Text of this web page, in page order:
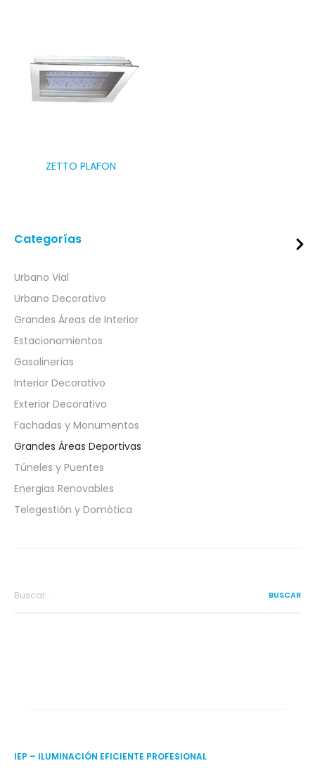
ZETTO PLAFON
Categorías
Urbano Vial
Urbano Decorativo
Grandes Áreas de Interior
Estacionamientos
Gasolinerías
Interior Decorativo
Exterior Decorativo
Fachadas y Monumentos
Grandes Áreas Deportivas
Túneles y Puentes
Energias Renovables
Telegestión y Domótica
IEP – ILUMINACIÓN EFICIENTE PROFESIONAL